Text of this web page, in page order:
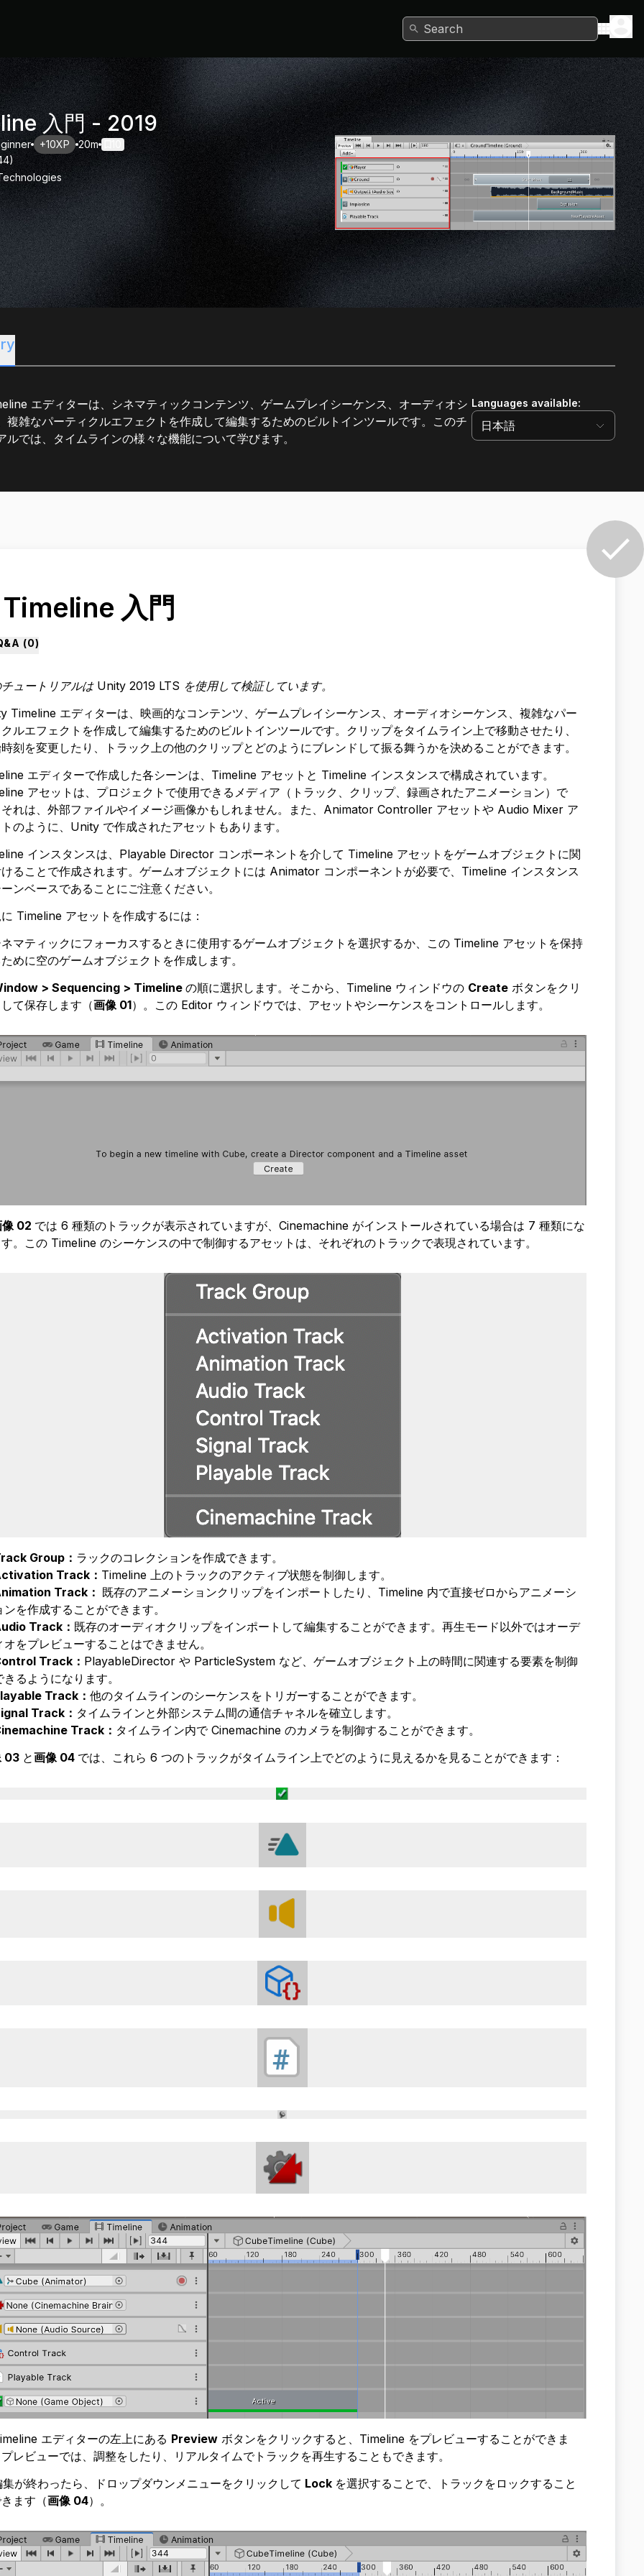
Search
入門 - 2019
+10XP 20m
)
エディターは、シネマティックコンテンツ、ゲームプレイシーケンス、オーディオシ
複雑なパーティクルエフェクトを作成して編集するためのビルトインツールです。このチ
ルでは、タイムラインの様々な機能について学びます。
Languages available:
日本語
Timeline 入門
(0)
ュートリアルは Unity 2019 LTS を使用して検証しています。
Timeline エディターは、映画的なコンテンツ、ゲームプレイシーケンス、オーディオシーケンス、複雑なパー
ルエフェクトを作成して編集するためのビルトインツールです。クリップをタイムライン上で移動させたり、
刻を変更したり、トラック上の他のクリップとどのようにブレンドして振る舞うかを決めることができます。
エディターで作成した各シーンは、Timeline アセットと Timeline インスタンスで構成されています。
アセットは、プロジェクトで使用できるメディア（トラック、クリップ、録画されたアニメーション）で
れは、外部ファイルやイメージ画像かもしれません。また、Animator Controller アセットや Audio Mixer ア
のように、Unity で作成されたアセットもあります。
インスタンスは、Playable Director コンポーネントを介して Timeline アセットをゲームオブジェクトに関
ることで作成されます。ゲームオブジェクトには Animator コンポーネントが必要で、Timeline インスタンス
ンベースであることにご注意ください。
Timeline アセットを作成するには：
ネマティックにフォーカスするときに使用するゲームオブジェクトを選択するか、この Timeline アセットを保持
めに空のゲームオブジェクトを作成します。
> Sequencing > Timeline の順に選択します。そこから、Timeline ウィンドウの Createボタンをクリ
て保存します（画像 01）。この Editor ウィンドウでは、アセットやシーケンスをコントロールします。
像 02 では 6 種類のトラックが表示されていますが、Cinemachine がインストールされている場合は 7 種類にな
す。この Timeline のシーケンスの中で制御するアセットは、それぞれのトラックで表現されています。
Group： ラックのコレクションを作成できます。
Track： Timeline 上のトラックのアクティブ状態を制御します。
Track： 既存のアニメーションクリップをインポートしたり、Timeline 内で直接ゼロからアニメーシ
ンを作成することができます。
Track： 既存のオーディオクリップをインポートして編集することができます。再生モード以外ではオーデ
オをプレビューすることはできません。
Track： PlayableDirector や ParticleSystem など、ゲームオブジェクト上の時間に関連する要素を制御
きるようになります。
Track： 他のタイムラインのシーケンスをトリガーすることができます。
Track： タイムラインと外部システム間の通信チャネルを確立します。
Track： タイムライン内で Cinemachine のカメラを制御することができます。
03 と画像 04 では、これら 6 つのトラックがタイムライン上でどのように見えるかを見ることができます：
エディターの左上にある Previewボタンをクリックすると、Timeline をプレビューすることができま
レビューでは、調整をしたり、リアルタイムでトラックを再生することもできます。
が終わったら、ドロップダウンメニューをクリックして Lock を選択することで、トラックをロックすること
ます（画像 04）。